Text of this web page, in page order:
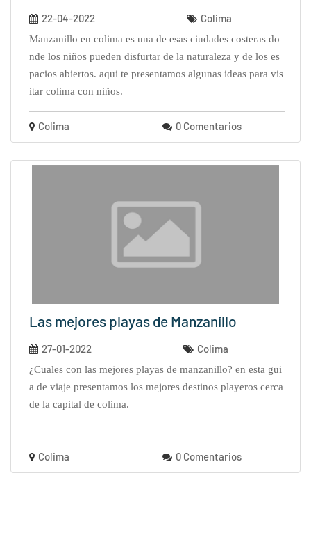
22-04-2022 Colima
manzanillo en colima es una de esas ciudades costeras do
nde los niños pueden disfurtar de la naturaleza y de los es
pacios abiertos. aqui te presentamos algunas ideas para vis
itar colima con niños.
Colima 0 Comentarios
Las mejores playas de Manzanillo
27-01-2022 Colima
¿cuales con las mejores playas de manzanillo? en esta gui
a de viaje presentamos los mejores destinos playeros cerca
de la capital de colima.
Colima 0 Comentarios